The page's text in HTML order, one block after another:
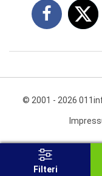
© 2001 - 2026
Filteri